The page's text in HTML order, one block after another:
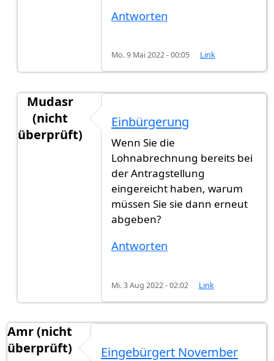
Antworten
Mo. 9 Mai 2022 - 00:05 Link
Mudasr
(nicht
überprüft)
Mein Antrag habe ich Ende…
Einbürgerung
Wenn Sie die
Lohnabrechnung bereits bei
der Antragstellung
eingereicht haben, warum
müssen Sie sie dann erneut
abgeben?
Antworten
Mi. 3 Aug 2022 - 02:02 Link
Amr (nicht
überprüft)
Eingebürgert November